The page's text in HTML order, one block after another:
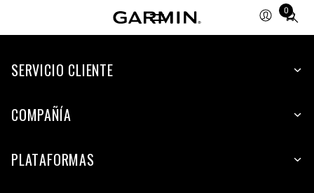
0
Total
items
cart:
SERVICIO CLIENTE
COMPAÑÍA
PLATAFORMAS